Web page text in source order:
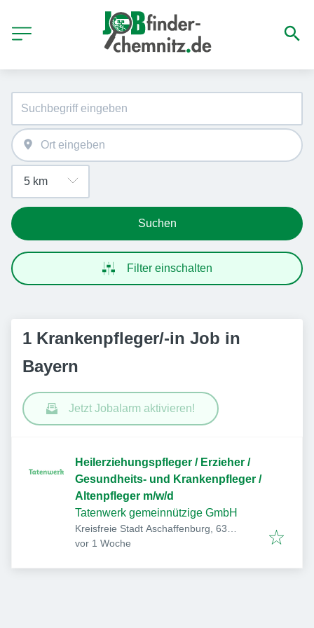
Suchen
Filter einschalten
1 Krankenpfleger/-in Job in
Bayern
Jetzt Jobalarm aktivieren!
Heilerziehungspfleger / Erzieher /
Gesundheits- und Krankenpfleger /
Altenpfleger m/w/d
Tatenwerk gemeinnützige GmbH
Kreisfreie Stadt Aschaffenburg, 63
Aschaffenburg, Deutschland
Veröffentlicht
vor 1 Woche